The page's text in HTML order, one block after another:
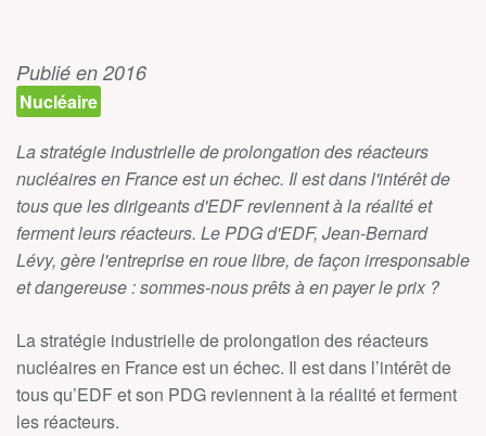
Publié en 2016
Nucléaire
La stratégie industrielle de prolongation des réacteurs
nucléaires en France est un échec. Il est dans l'intérêt de
tous que les dirigeants d'EDF reviennent à la réalité et
ferment leurs réacteurs. Le PDG d'EDF, Jean-Bernard
Lévy, gère l'entreprise en roue libre, de façon irresponsable
et dangereuse : sommes-nous prêts à en payer le prix ?
La stratégie industrielle de prolongation des réacteurs
nucléaires en France est un échec. Il est dans l’intérêt de
tous qu’EDF et son PDG reviennent à la réalité et ferment
les réacteurs.